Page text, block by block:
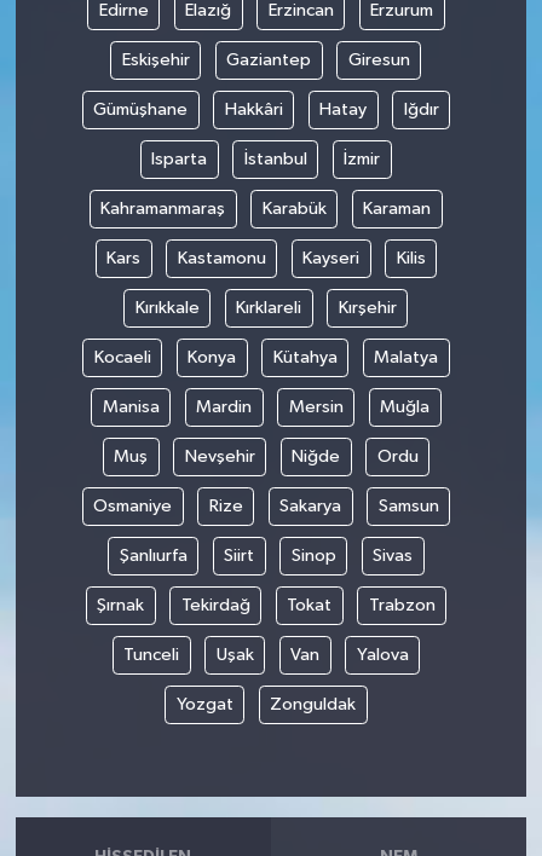
Edirne Elazığ Erzincan Erzurum
Eskişehir Gaziantep Giresun
Gümüşhane Hakkâri Hatay Iğdır
Isparta İstanbul İzmir
Kahramanmaraş Karabük Karaman
Kars Kastamonu Kayseri Kilis
Kırıkkale Kırklareli Kırşehir
Kocaeli Konya Kütahya Malatya
Manisa Mardin Mersin Muğla
Muş Nevşehir Niğde Ordu
Osmaniye Rize Sakarya Samsun
Şanlıurfa Siirt Sinop Sivas
Şırnak Tekirdağ Tokat Trabzon
Tunceli Uşak Van Yalova
Yozgat Zonguldak